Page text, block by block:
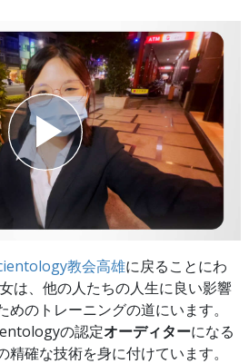
教会高雄に戻ることにわ
は、他の人たちの人生に良い影響
のトレーニングの道にいます。
の認定オーディターになる
確な技術を身に付けています。